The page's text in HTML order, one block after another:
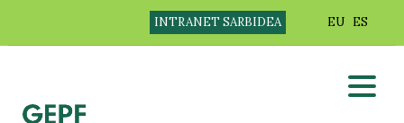
INTRANET SARBIDEA EU ES